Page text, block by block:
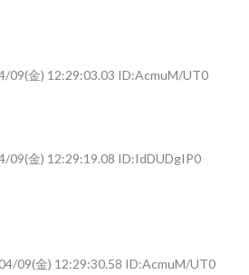
09(金) 12:29:03.03 ID:AcmuM/UT0
09(金) 12:29:19.08 ID:IdDUDgIP0
09(金) 12:29:30.58 ID:AcmuM/UT0